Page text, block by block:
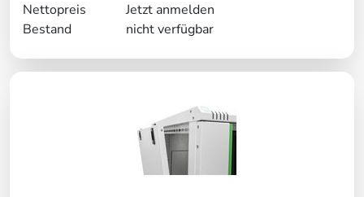
Nettopreis
Jetzt anmelden
Bestand
nicht verfügbar